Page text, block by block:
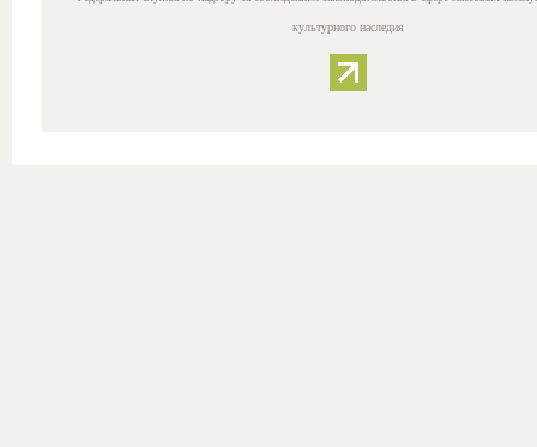
культурного наследия